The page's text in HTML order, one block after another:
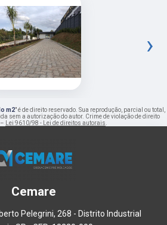
›
m2" é de direito reservado. Sua reprodução, parcial ou total,
sem a autorização do autor. Crime de violação de direito
Lei 9610/98 - Lei de direitos autorais
Cemare
Pelegrini, 268 - Distrito Industrial